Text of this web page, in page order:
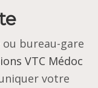
bureau-gare
VTC Médoc
votre